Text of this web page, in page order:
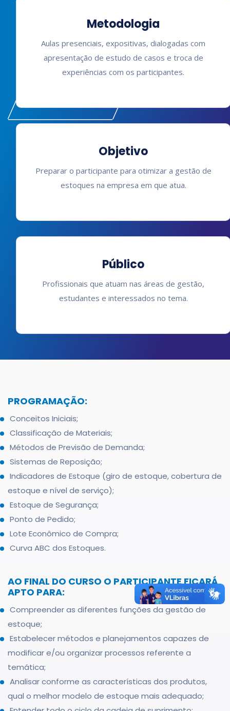
Metodologia
Aulas presenciais, expositivas, dialogadas com
apresentação de estudo de casos e troca de
experiências com os participantes.
Objetivo
Preparar o participante para otimizar a gestão de
estoques na empresa em que atua.
Público
Profissionais que atuam nas áreas de gestão,
estudantes e interessados no tema.
PROGRAMAÇÃO:
Conceitos Iniciais;
Classificação de Materiais;
Métodos de Previsão de Demanda;
Sistemas de Reposição;
Indicadores de Estoque (giro de estoque, cobertura de
estoque e nível de serviço);
Estoque de Segurança;
Ponto de Pedido;
Lote Econômico de Compra;
Curva ABC dos Estoques.
AO FINAL DO CURSO O PARTICIPANTE FICARÁ
APTO PARA:
Compreender as diferentes funções da gestão de
estoque;
Estabelecer métodos e planejamentos capazes de
modificar e/ou organizar processos referente a
temática;
Analisar conforme as características dos produtos,
qual o melhor modelo de estoque mais adequado;